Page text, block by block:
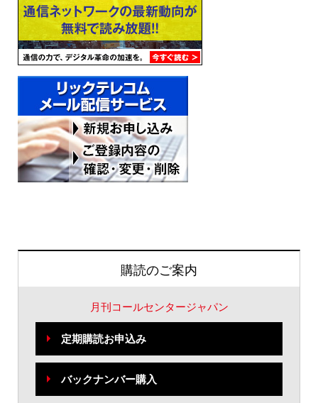
購読のご案内
月刊コールセンタージャパン
定期購読お申込み
バックナンバー購入